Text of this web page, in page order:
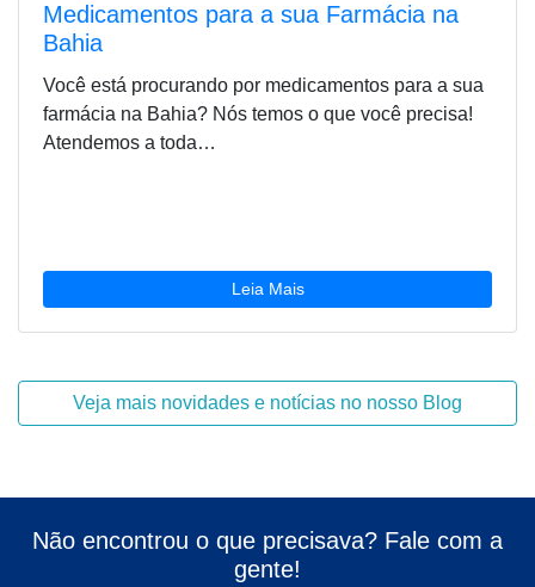
Medicamentos para a sua Farmácia na
Bahia
Você está procurando por medicamentos para a sua
farmácia na Bahia? Nós temos o que você precisa!
Atendemos a toda…
Leia Mais
Veja mais novidades e notícias no nosso Blog
Não encontrou o que precisava? Fale com a
gente!